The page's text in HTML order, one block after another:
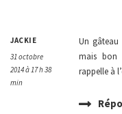
JACKIE
31 octobre
2014 à 17 h 38
min
Un
mais
rappelle à